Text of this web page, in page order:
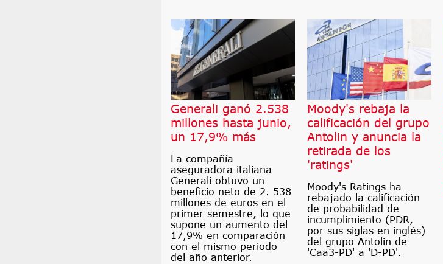
Generali ganó 2.538
millones hasta junio,
un 17,9% más
La compañía
aseguradora italiana
Generali obtuvo un
beneficio neto de 2. 538
millones de euros en el
primer semestre, lo que
supone un aumento del
17,9% en comparación
con el mismo periodo
del año anterior.
Moody's rebaja la
calificación del grupo
Antolin y anuncia la
retirada de los
'ratings'
Moody's Ratings ha
rebajado la calificación
de probabilidad de
incumplimiento (PDR,
por sus siglas en inglés)
del grupo Antolin de
'Caa3-PD' a 'D-PD'.